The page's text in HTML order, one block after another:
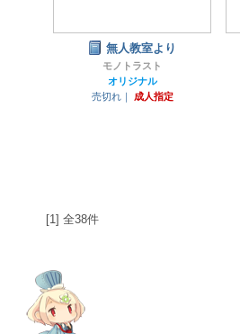
無人教室より
モノトラスト
オリジナル
売切れ｜
成人指定
[1] 全38件